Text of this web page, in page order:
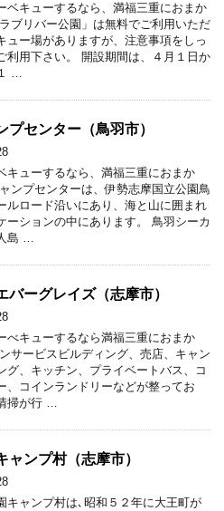
ベキューするなら、満福三重におまか
ブリバー公園」は無料でご利用いただ
ュー場がありますが、注意事項をしっ
利用下さい。 開設期間は、４月１日か
…
プセンター（鳥羽市）
キューするなら、満福三重におまか
ンプセンターは、伊勢志摩国立公園鳥
ルロード沿いにあり、海と山に囲まれ
ーションの中にあります。 鳥羽シーカ
島 …
バーグレイズ（志摩市）
べキューするなら満福三重におまか
サービスビルディング、売店、キャン
グ、キッチン、プライベートバス、コ
、コインランドリーなどが整ってお
掃が行 …
ャンプ村（志摩市）
キャンプ村は､昭和５２年に大王町が